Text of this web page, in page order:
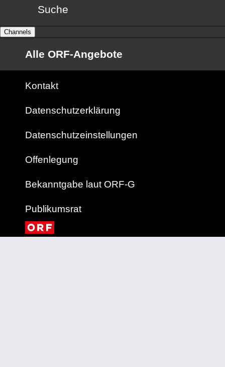
Suche
Channels
Alle ORF-Angebote
Kontakt
Datenschutzerklärung
Datenschutzeinstellungen
Offenlegung
Bekanntgabe laut ORF-G
Publikumsrat